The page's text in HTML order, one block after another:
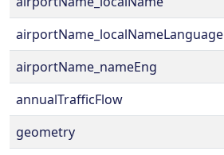
airportName_localNameLanguage
airportName_nameEng
annualTrafficFlow
geometry